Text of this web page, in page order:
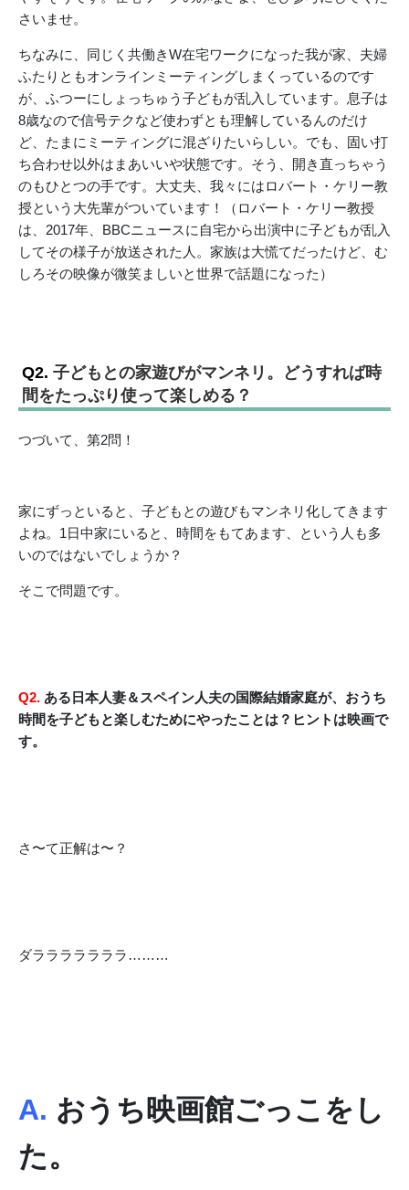
さいませ。
ちなみに、同じく共働きW在宅ワークになった我が家、夫婦
ふたりともオンラインミーティングしまくっているのです
が、ふつーにしょっちゅう子どもが乱入しています。息子は
8歳なので信号テクなど使わずとも理解しているんのだけ
ど、たまにミーティングに混ざりたいらしい。でも、固い打
ち合わせ以外はまあいいや状態です。そう、開き直っちゃう
のもひとつの手です。大丈夫、我々にはロバート・ケリー教
授という大先輩がついています！（ロバート・ケリー教授
は、2017年、BBCニュースに自宅から出演中に子どもが乱入
してその様子が放送された人。家族は大慌てだったけど、む
しろその映像が微笑ましいと世界で話題になった）
Q2. 子どもとの家遊びがマンネリ。どうすれば時
間をたっぷり使って楽しめる？
つづいて、第2問！
家にずっといると、子どもとの遊びもマンネリ化してきます
よね。1日中家にいると、時間をもてあます、という人も多
いのではないでしょうか？
そこで問題です。
Q2. ある日本人妻＆スペイン人夫の国際結婚家庭が、おうち
時間を子どもと楽しむためにやったことは？ヒントは映画で
す。
さ〜て正解は〜？
ダラララララララ………
A. おうち映画館ごっこをし
た。